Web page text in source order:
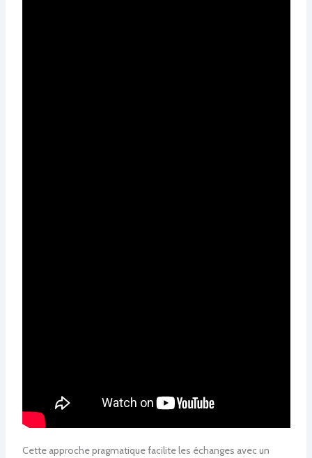
Cette approche pragmatique facilite les échanges avec un